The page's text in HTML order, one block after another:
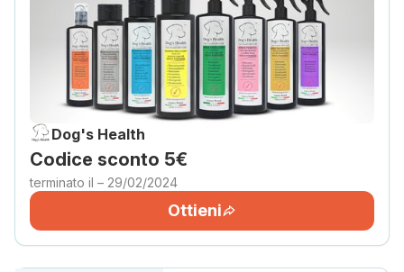
Dog's Health
Codice sconto 5€
terminato il – 29/02/2024
Ottieni